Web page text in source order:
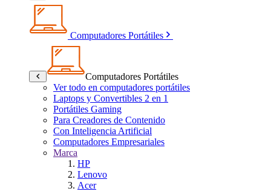
Computadores Portátiles
Computadores Portátiles
Ver todo en computadores portátiles
Laptops y Convertibles 2 en 1
Portátiles Gaming
Para Creadores de Contenido
Con Inteligencia Artificial
Computadores Empresariales
Marca
HP
Lenovo
Acer